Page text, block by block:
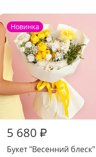
Новинка
5 680 ₽
Букет "Весенний блеск"